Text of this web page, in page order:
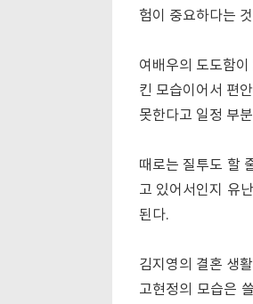
험이 중요하다는
여배우의 도도함
킨 모습이어서 편
못한다고 일정 부
때로는 질투도 할
고 있어서인지 유
된다.
김지영의 결혼 생
고현정의 모습은